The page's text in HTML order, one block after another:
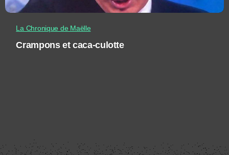
La Chronique de Maëlle
Crampons et caca-culotte